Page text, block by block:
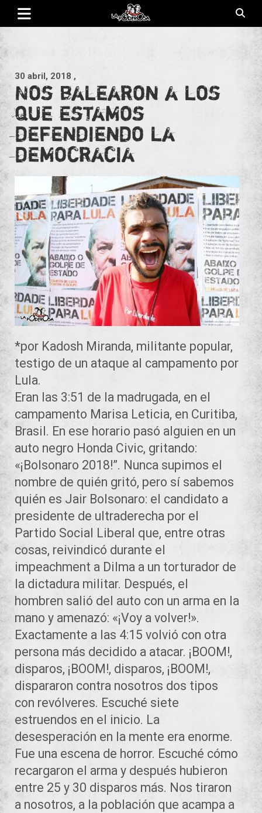
Saltar
contenido
30 abril, 2018 ,
Nos balearon a los
que estamos
defendiendo la
democracia
*por Kadosh Miranda, militante popular,
testigo de un ataque al campamento por
Lula.
Eran las 3:51 de la madrugada, en el
campamento Marisa Leticia, en Curitiba,
Brasil. En ese horario pasó alguien en un
auto negro Honda Civic, gritando:
«¡Bolsonaro 2018!”. Nunca supimos el
nombre de quién gritó, pero sí sabemos
quién es Jair Bolsonaro: el candidato a
presidente de ultraderecha por el
Partido Social Liberal que, entre otras
cosas, reivindicó durante el
impeachment a Dilma a un torturador de
la dictadura militar. Después, el
hombren salió del auto con un arma en la
mano y amenazó: «¡Voy a volver!».
Exactamente a las 4:15 volvió con otra
persona más decidido a atacar. ¡BOOM!,
disparos, ¡BOOM!, disparos, ¡BOOM!,
dispararon contra nosotros dos tipos
con revólveres. Escuché siete
estruendos en el inicio. La
desesperación en la mente era enorme.
Fue una escena de horror. Escuché cómo
recargaron el arma y después hubieron
entre 25 y 30 disparos más. Nos tiraron
a nosotros, a la población que acampa a